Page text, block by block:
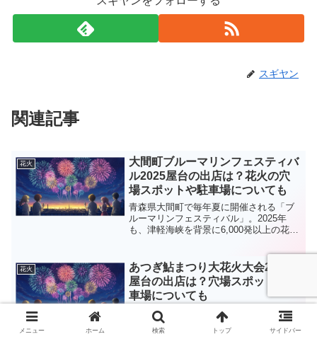
スギヤン
関連記事
花火
大間町ブルーマリンフェスティバ
ル2025屋台の出店は？花火の穴
場スポットや駐車場についても
青森県大間町で毎年夏に開催される「ブ
ルーマリンフェスティバル」。2025年
も、津軽海峡を背景に6,000発以上の花火
やよさこいソーランなどのステージイベ
ントも見どころたっぷり。今年も混雑必
至の人気イベント...
花火
あつぎ鮎まつり大花火大会2025
屋台の出店は？穴場スポットや駐
車場についても
神奈川県厚木市の夏の風物詩「あつぎ鮎
まつり」が、2025年も盛大に開催されま
す！祭りの目玉である花火大会はもちろ
メニュー ホーム 検索 トップ サイドバー